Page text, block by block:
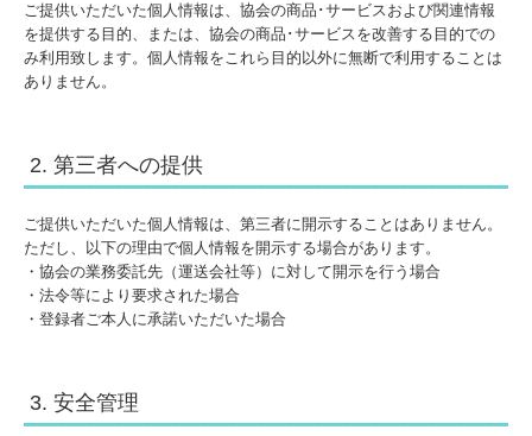
関連情報
登録・申請に関すること
ガイドライン
関連情報・その他
入会のご案内・申込書
登録変更届
共同購買
ご提供いただいた個人情報は、協会の商品･サービスおよび関連情報
を提供する目的、または、協会の商品･サービスを改善する目的での
み利用致します。個人情報をこれら目的以外に無断で利用することは
ありません。
2. 第三者への提供
ご提供いただいた個人情報は、第三者に開示することはありません。
ただし、以下の理由で個人情報を開示する場合があります。
・協会の業務委託先（運送会社等）に対して開示を行う場合
・法令等により要求された場合
・登録者ご本人に承諾いただいた場合
3. 安全管理